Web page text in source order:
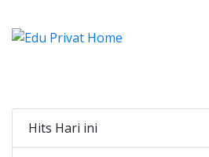
Hits Hari ini